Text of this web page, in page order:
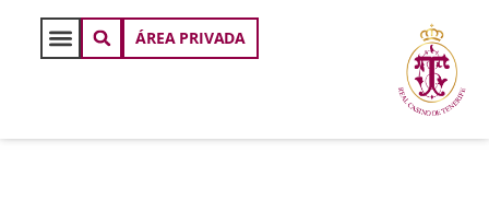
ÁREA PRIVADA